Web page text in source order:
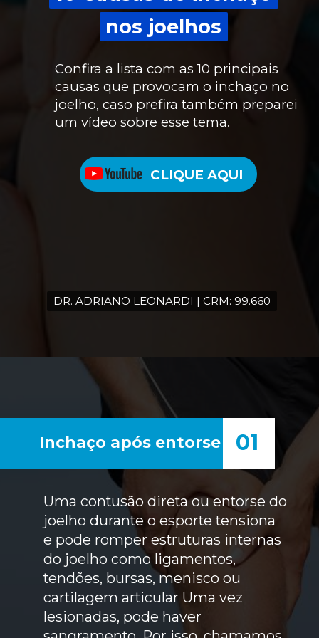
nos joelhos
nos joelhos
DR. ADRIANO LEONARDI | CRM: 99.660
DR. ADRIANO LEONARDI | CRM: 99.660
Confira a lista com as 10 principais
causas que provocam o inchaço no
joelho, caso prefira também preparei
um vídeo sobre esse tema.
CLIQUE AQUI
Inchaço após entorse
Uma contusão direta ou entorse do
joelho durante o esporte tensiona
e pode romper estruturas internas
do joelho como ligamentos,
tendões, bursas, menisco ou
cartilagem articular Uma vez
lesionadas, pode haver
01